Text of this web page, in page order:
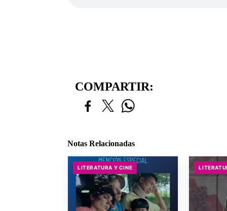
COMPARTIR:
Notas Relacionadas
LITERATURA Y CINE